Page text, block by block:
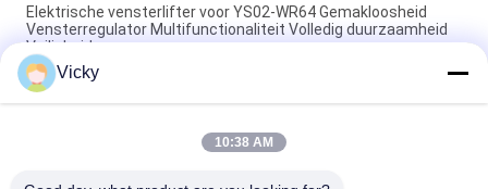
Elektrische vensterlifter voor YS02-WR64 Gemakloosheid
Vensterregulator Multifunctionaliteit Volledig duurzaamheid
Veiligheid
Automobiele vensterregelaar Voor Mitsubishi Auto F/R
Vensterlifter Regulator
Riveting Bare Steel Wire Auto Cable Machine
Vicky
10:38 AM